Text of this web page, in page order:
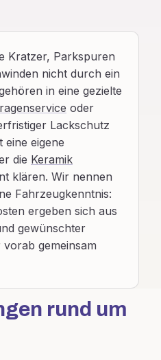
Kratzer, Parkspuren
nicht durch ein
in eine gezielte
oder
Lackschutz
eigene
die Keramik
klären. Wir nennen
Fahrzeugkenntnis:
ergeben sich aus
gewünschter
gemeinsam
rund um